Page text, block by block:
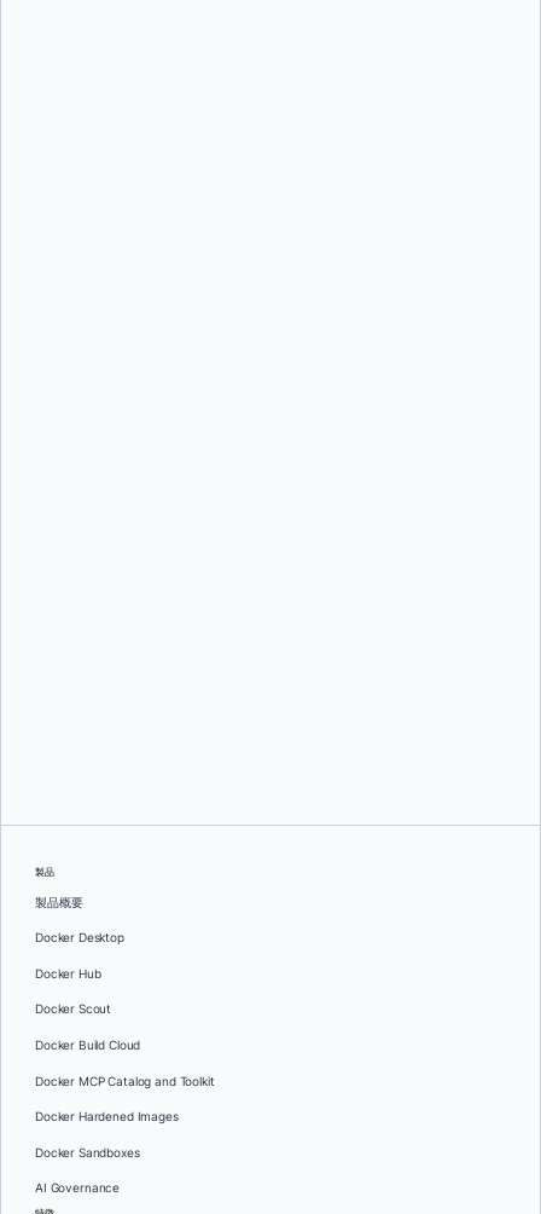
製品
製品概要
Docker Desktop
Docker Hub
Docker Scout
Docker Build Cloud
Docker MCP Catalog and Toolkit
Docker Hardened Images
Docker Sandboxes
AI Governance